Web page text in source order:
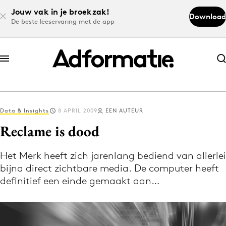
Jouw vak in je broekzak!
De beste leeservaring met de app
Download
Abonneer nu
Abonneer nu
Log in
Download de app
Volg het laatste nieuws via de Adformatie
Nieuws app
Data & Insights 8 APRIL 2009 EEN AUTEUR
Reclame is dood
Het Merk heeft zich jarenlang bediend van allerlei
bijna direct zichtbare media. De computer heeft
definitief een einde gemaakt aan…